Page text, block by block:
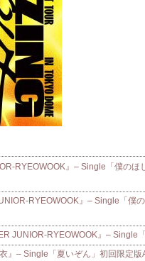
RYEOWOOK』– Single「僕の
RYEOWOOK』– Single「僕
JUNIOR-RYEOWOOK』– Single
』– Single「夏いぞん」初回限定